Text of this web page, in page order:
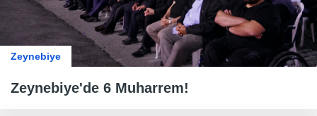
Zeynebiye
Zeynebiye'de 6 Muharrem!